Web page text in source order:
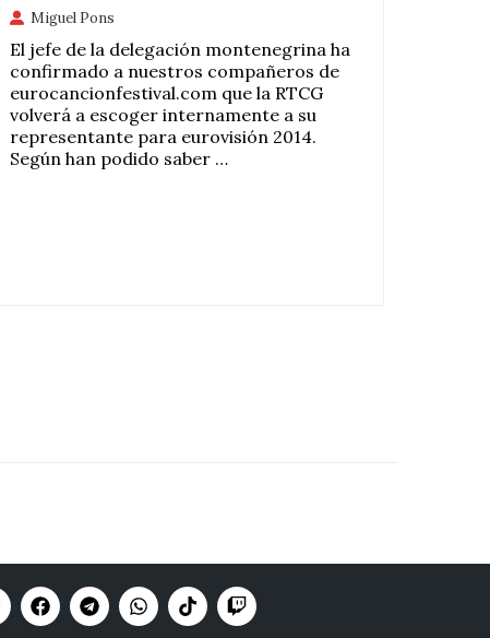
Miguel Pons
El jefe de la delegación montenegrina ha
confirmado a nuestros compañeros de
eurocancionfestival.com que la RTCG
volverá a escoger internamente a su
representante para eurovisión 2014.
Según han podido saber …